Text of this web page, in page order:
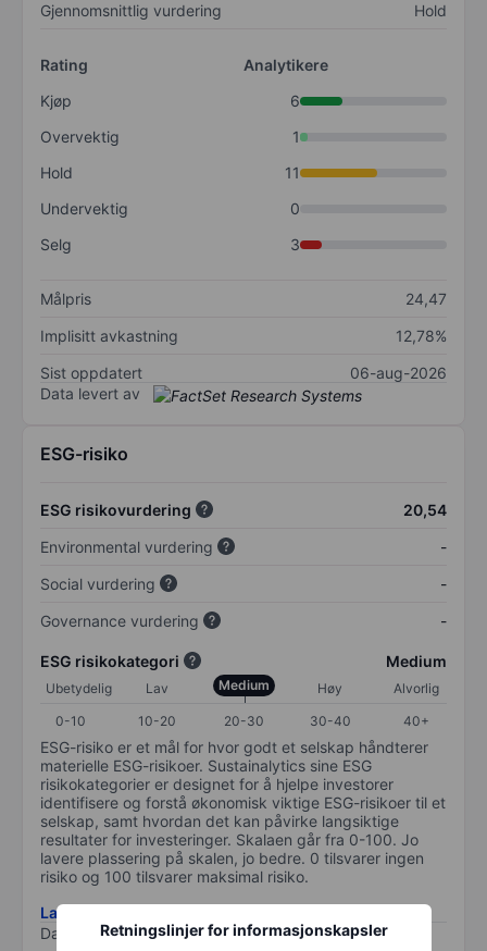
Retningslinjer for informasjonskapsler
Gjennomsnittlig vurdering Hold
Rating
Analytikere
Kjøp
6
Overvektig
1
Hold
11
Undervektig
0
Selg
3
Målpris
24,47
Implisitt avkastning
12,78%
Sist oppdatert
06-aug-2026
Data levert av
ESG-risiko
ESG risikovurdering
20,54
Environmental vurdering
-
Social vurdering
-
Governance vurdering
-
ESG risikokategori Medium
Ubetydelig Lav Medium Høy
Alvorlig
0-10
10-20 20-30 30-40 40+
ESG-risiko er et mål for hvor godt et selskap håndterer
materielle ESG-risikoer. Sustainalytics sine ESG
risikokategorier er designet for å hjelpe investorer
identifisere og forstå økonomisk viktige ESG-risikoer til et
selskap, samt hvordan det kan påvirke langsiktige
resultater for investeringer. Skalaen går fra 0-100. Jo
lavere plassering på skalen, jo bedre. 0 tilsvarer ingen
risiko og 100 tilsvarer maksimal risiko.
Last ned metodikk for ESG-risiko
Data levert av
/